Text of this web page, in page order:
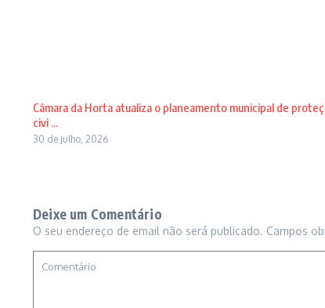
Câmara da Horta atualiza o planeamento municipal de
civi ...
30 de Julho, 2026
Deixe um Comentário
O seu endereço de email não será publicado. Campos